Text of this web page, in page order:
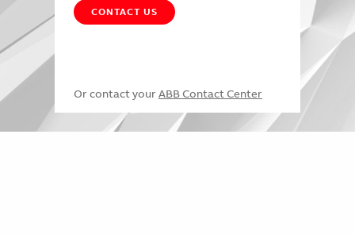
CONTACT US
Or contact your ABB Contact Center